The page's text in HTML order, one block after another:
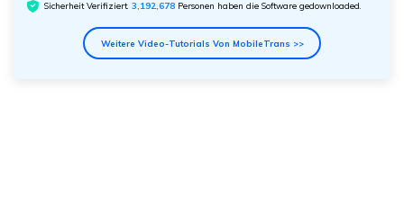
Sicherheit Verifiziert.3,192,681 Personen haben die Software gedownloaded.
Weitere Video-Tutorials Von MobileTrans >>